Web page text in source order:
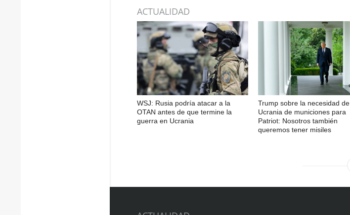
ACTUALIDAD
WSJ: Rusia podría atacar a la
OTAN antes de que termine la
guerra en Ucrania
Trump sobre la necesidad de
Ucrania de municiones para
Patriot: Nosotros también
queremos tener misiles